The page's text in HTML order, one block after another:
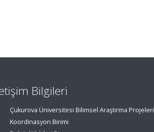
Bilgileri
Çukurova Üniversitesi Bilimsel Araştırma Projeleri
Koordinasyon Birimi